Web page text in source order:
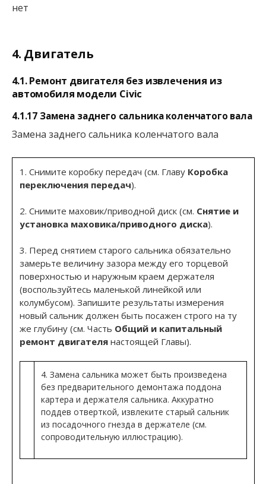
нет
4. Двигатель
4.1. Ремонт двигателя без извлечения из
автомобиля модели Civic
4.1.17 Замена заднего сальника коленчатого вала
Замена заднего сальника коленчатого вала
1. Снимите коробку передач (см. Главу Коробка
переключения передач).
2. Снимите маховик/приводной диск (см. Снятие и
установка маховика/приводного диска).
3. Перед снятием старого сальника обязательно
замерьте величину зазора между его торцевой
поверхностью и наружным краем держателя
(воспользуйтесь маленькой линейкой или
колумбусом). Запишите результаты измерения
новый сальник должен быть посажен строго на ту
же глубину (см. Часть Общий и капитальный
ремонт двигателя настоящей Главы).
4. Замена сальника может быть произведена
без предварительного демонтажа поддона
картера и держателя сальника. Аккуратно
поддев отверткой, извлеките старый сальник
из посадочного гнезда в держателе (см.
сопроводительную иллюстрацию).